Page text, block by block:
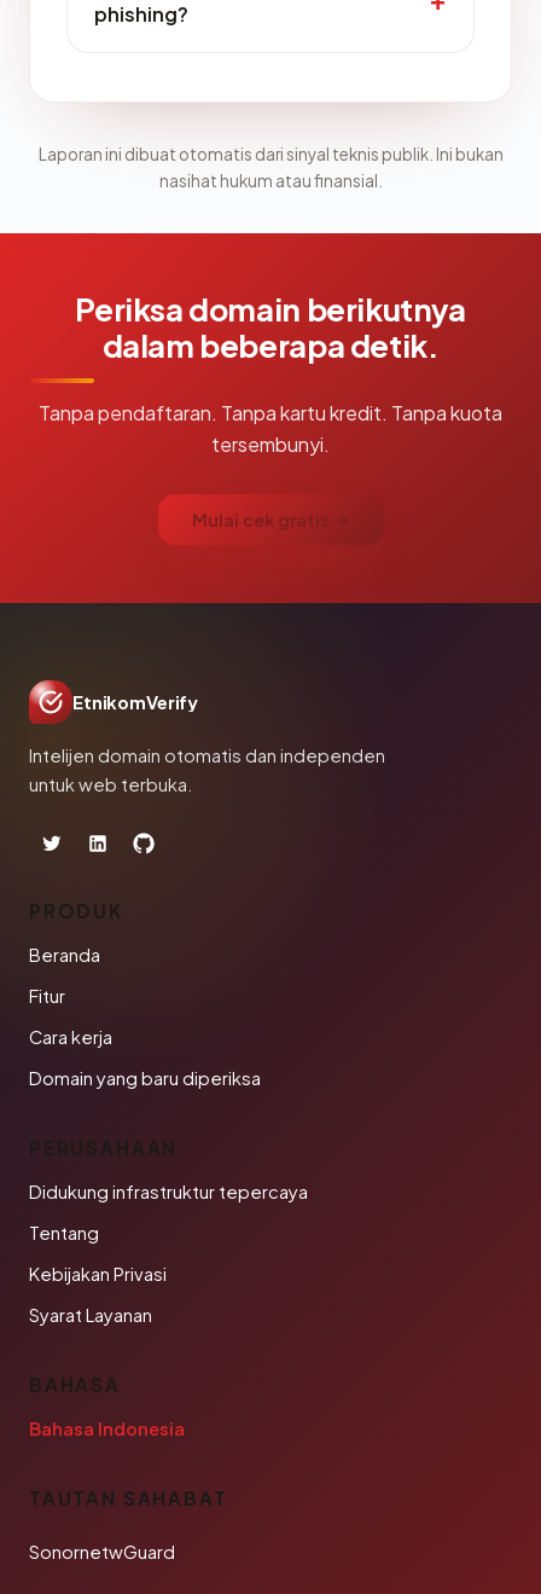
phishing?
Laporan ini dibuat otomatis dari sinyal teknis publik. Ini bukan
nasihat hukum atau finansial.
Periksa domain berikutnya
dalam beberapa detik.
Tanpa pendaftaran. Tanpa kartu kredit. Tanpa kuota
tersembunyi.
Mulai cek gratis →
EtnikomVerify
Intelijen domain otomatis dan independen
untuk web terbuka.
PRODUK
Beranda
Fitur
Cara kerja
Domain yang baru diperiksa
PERUSAHAAN
Didukung infrastruktur tepercaya
Tentang
Kebijakan Privasi
Syarat Layanan
BAHASA
Bahasa Indonesia
TAUTAN SAHABAT
SonornetwGuard